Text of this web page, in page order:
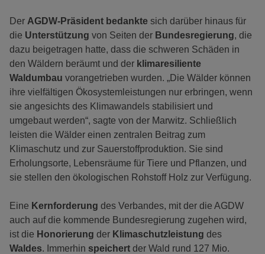
Der AGDW-Präsident bedankte sich darüber hinaus für
die Unterstützung von Seiten der Bundesregierung, die
dazu beigetragen hatte, dass die schweren Schäden in
den Wäldern beräumt und der klimaresiliente
Waldumbau vorangetrieben wurden. „Die Wälder können
ihre vielfältigen Ökosystemleistungen nur erbringen, wenn
sie angesichts des Klimawandels stabilisiert und
umgebaut werden“, sagte von der Marwitz. Schließlich
leisten die Wälder einen zentralen Beitrag zum
Klimaschutz und zur Sauerstoffproduktion. Sie sind
Erholungsorte, Lebensräume für Tiere und Pflanzen, und
sie stellen den ökologischen Rohstoff Holz zur Verfügung.
Eine Kernforderung des Verbandes, mit der die AGDW
auch auf die kommende Bundesregierung zugehen wird,
ist die Honorierung der Klimaschutzleistung des
Waldes. Immerhin speichert der Wald rund 127 Mio.